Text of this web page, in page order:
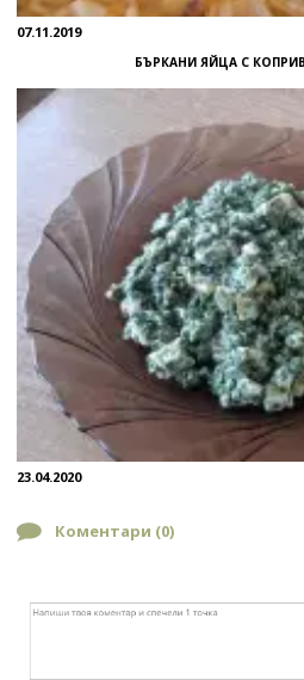
07.11.2019
БЪРКАНИ ЯЙЦА С
23.04.2020
Коментари (0)